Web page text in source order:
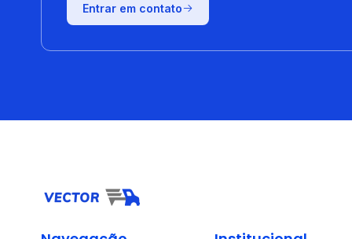
Entrar em contato